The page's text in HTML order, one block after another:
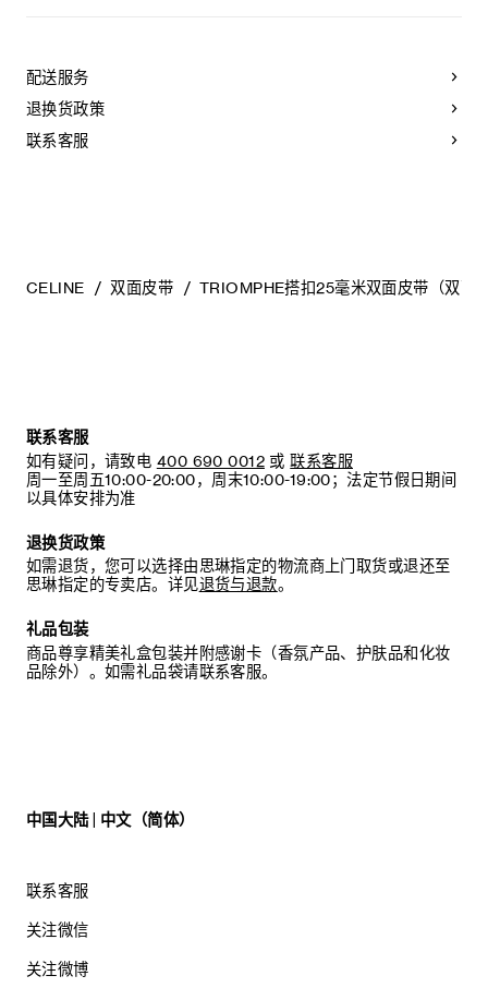
宽度：1英寸（2.5厘米）
金属
银色饰面
宽度：1英寸（2.5厘米）
为长期保持皮带美观，请您遵循以下建议：
- 避免接触水、油、香水和化妆品。如果不小心沾湿了皮带，请
使用柔软的浅色布轻轻擦拭，吸干残留液体。
配送服务
退换货政策
联系客服
CELINE 双面皮带 TRIOMPHE搭扣25毫米双面皮带（双面
联系客服
如有疑问，请致电 400 690 0012 或 联系客服
周一至周五10:00-20:00，周末10:00-19:00；法定节假日期间
以具体安排为准
退换货政策
如需退货，您可以选择由思琳指定的物流商上门取货或退还至
思琳指定的专卖店。详见退货与退款。
礼品包装
商品尊享精美礼盒包装并附感谢卡（香氛产品、护肤品和化妆
品除外）。如需礼品袋请联系客服。
中国大陆 | 中文（简体）
联系客服
关注微信
关注微博